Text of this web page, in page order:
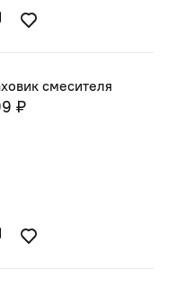
смесителя
₽